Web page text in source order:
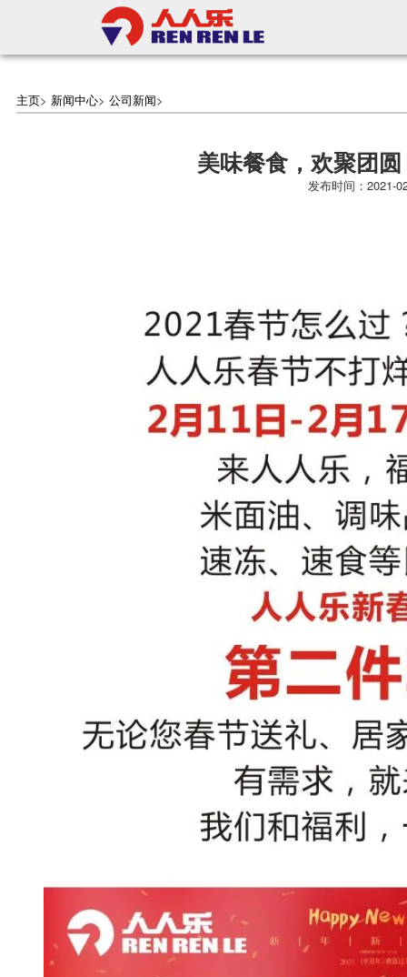
主页> 新闻中心> 公司新闻>
美味餐食，欢聚团
发布时间：